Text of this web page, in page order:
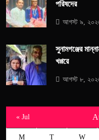
পরিষদের
আগস্ট ৯,
সুনামগঞ্জের
খপ্পরে
আগস্ট ৮,
M T W
« Jul